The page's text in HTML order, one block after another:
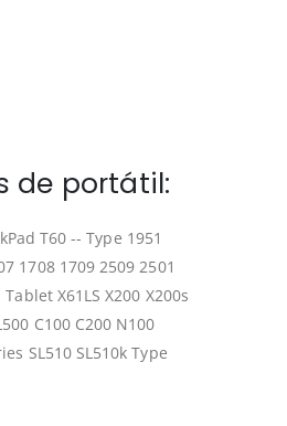
de portátil:
T60 -- Type 1951
1708 1709 2509 2501
X61LS X200 X200s
C100 C200 N100
SL510 SL510k Type